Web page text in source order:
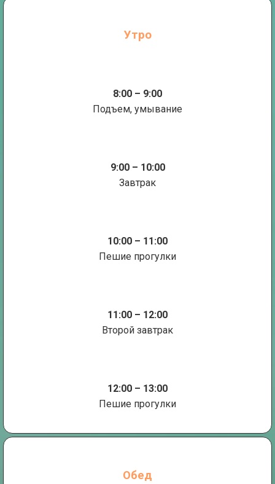
Утро
8:00 – 9:00
Подъем, умывание
9:00 – 10:00
Завтрак
10:00 – 11:00
Пешие прогулки
11:00 – 12:00
Второй завтрак
12:00 – 13:00
Пешие прогулки
Обед